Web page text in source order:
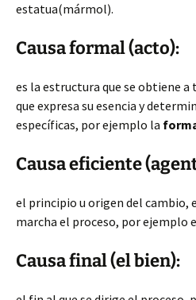
estatua(mármol).
Causa formal (acto):
es la estructura que se obtiene
que expresa su esencia y
específicas, por ejemplo la
Causa eficiente
el principio u origen del cambio,
marcha el proceso, por
Causa final (el bien):